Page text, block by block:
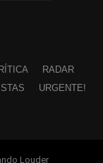
RADAR
URGENTE!
Louder